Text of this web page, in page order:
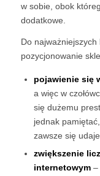
w sobie, obok
dodatkowe.
Do najważniejszych
pozycjonowanie
pojawienie się
a więc w
się dużemu
jednak
zawsze się
zwiększenie
internetowym–